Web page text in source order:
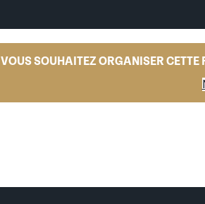
VOUS SOUHAITEZ ORGANISER CETTE